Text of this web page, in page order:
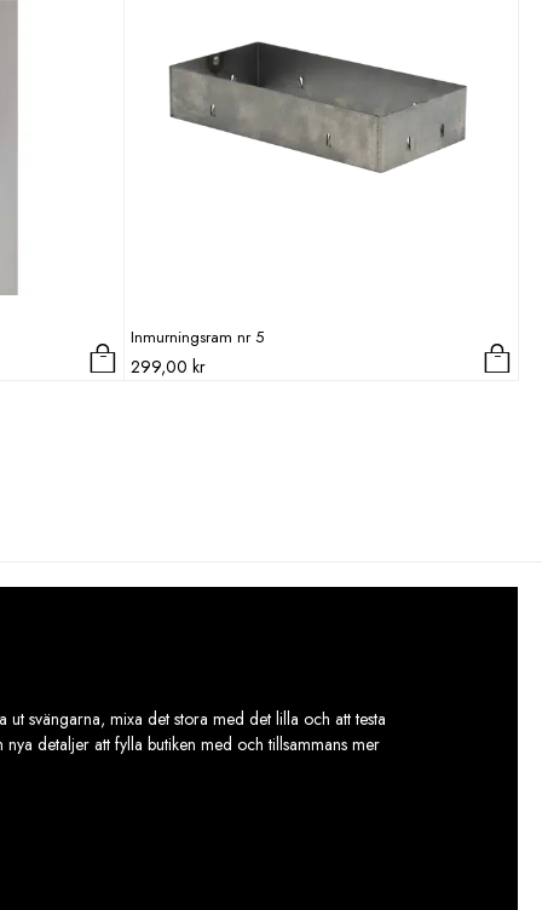
Inmurningsram nr 5
299,00 kr
svängarna, mixa det stora med det lilla och att testa
detaljer att fylla butiken med och tillsammans mer